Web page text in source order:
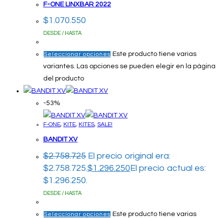
F-ONE LINXBAR 2022
$1.070.550
DESDE / HASTA
Seleccionar opciones Este producto tiene varias
variantes. Las opciones se pueden elegir en la página
del producto
-53%
F-ONE, KITE, KITES, SALE!
BANDIT XV
$2.758.725 El precio original era:
$2.758.725.$1.296.250El precio actual es:
$1.296.250.
DESDE / HASTA
Seleccionar opciones Este producto tiene varias